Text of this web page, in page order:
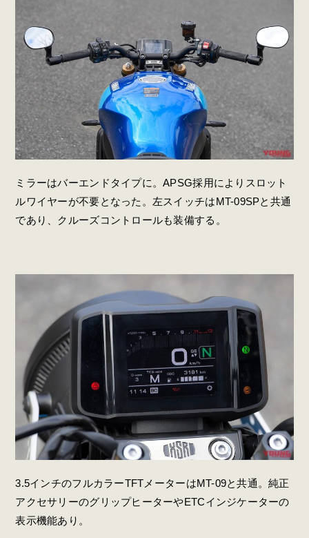
ミラーはバーエンドタイプに。APSG採用によりスロット
ルワイヤーが不要となった。左スイッチはMT-09SPと共通
であり、クルーズコントロールも装備する。
3.5インチのフルカラーTFTメーターはMT-09と共通。純正
アクセサリーのグリップヒーターやETCインジケーターの
表示機能あり。